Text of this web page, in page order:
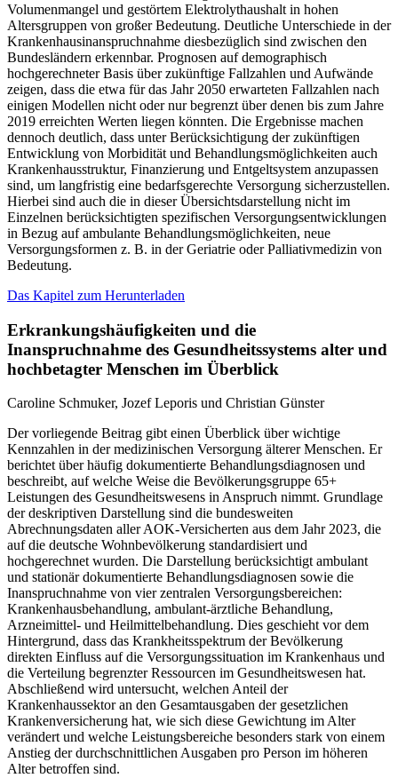
Volumenmangel und gestörtem Elektrolythaushalt in hohen
Altersgruppen von großer Bedeutung. Deutliche Unterschiede in der
Krankenhausinanspruchnahme diesbezüglich sind zwischen den
Bundesländern erkennbar. Prognosen auf demographisch
hochgerechneter Basis über zukünftige Fallzahlen und Aufwände
zeigen, dass die etwa für das Jahr 2050 erwarteten Fallzahlen nach
einigen Modellen nicht oder nur begrenzt über denen bis zum Jahre
2019 erreichten Werten liegen könnten. Die Ergebnisse machen
dennoch deutlich, dass unter Berücksichtigung der zukünftigen
Entwicklung von Morbidität und Behandlungsmöglichkeiten auch
Krankenhausstruktur, Finanzierung und Entgeltsystem anzupassen
sind, um langfristig eine bedarfsgerechte Versorgung sicherzustellen.
Hierbei sind auch die in dieser Übersichtsdarstellung nicht im
Einzelnen berücksichtigten spezifischen Versorgungsentwicklungen
in Bezug auf ambulante Behandlungsmöglichkeiten, neue
Versorgungsformen z. B. in der Geriatrie oder Palliativmedizin von
Bedeutung.
Das Kapitel zum Herunterladen
Erkrankungshäufigkeiten und die
Inanspruchnahme des Gesundheitssystems alter und
hochbetagter Menschen im Überblick
Caroline Schmuker, Jozef Leporis und Christian Günster
Der vorliegende Beitrag gibt einen Überblick über wichtige
Kennzahlen in der medizinischen Versorgung älterer Menschen. Er
berichtet über häufig dokumentierte Behandlungsdiagnosen und
beschreibt, auf welche Weise die Bevölkerungsgruppe 65+
Leistungen des Gesundheitswesens in Anspruch nimmt. Grundlage
der deskriptiven Darstellung sind die bundesweiten
Abrechnungsdaten aller AOK-Versicherten aus dem Jahr 2023, die
auf die deutsche Wohnbevölkerung standardisiert und
hochgerechnet wurden. Die Darstellung berücksichtigt ambulant
und stationär dokumentierte Behandlungsdiagnosen sowie die
Inanspruchnahme von vier zentralen Versorgungsbereichen:
Krankenhausbehandlung, ambulant-ärztliche Behandlung,
Arzneimittel- und Heilmittelbehandlung. Dies geschieht vor dem
Hintergrund, dass das Krankheitsspektrum der Bevölkerung
direkten Einfluss auf die Versorgungssituation im Krankenhaus und
die Verteilung begrenzter Ressourcen im Gesundheitswesen hat.
Abschließend wird untersucht, welchen Anteil der
Krankenhaussektor an den Gesamtausgaben der gesetzlichen
Krankenversicherung hat, wie sich diese Gewichtung im Alter
verändert und welche Leistungsbereiche besonders stark von einem
Anstieg der durchschnittlichen Ausgaben pro Person im höheren
Alter betroffen sind.